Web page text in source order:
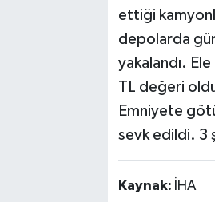
ettiği
depolarda
yakalandı.
TL değeri
Emniyete
sevk edildi. 3
Kaynak: İHA